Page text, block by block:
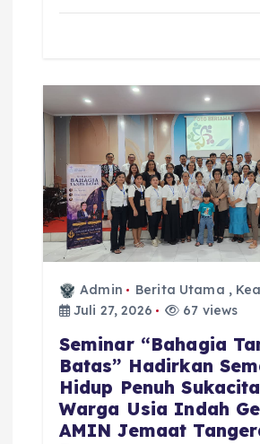
Admin Berita Utama ,
Juli 27, 2026
67 views
Seminar “Bahagia
Batas” Hadirkan
Hidup Penuh
Warga Usia Indah
AMIN Jemaat